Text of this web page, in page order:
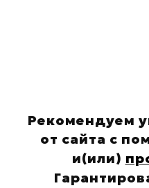
Рекомендуем
от сайта с
и(или)